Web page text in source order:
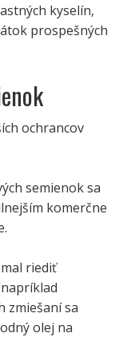
kyselín,
prospešných
ochrancov
semienok sa
komerčne
riediť
zmiešaní sa
olej na